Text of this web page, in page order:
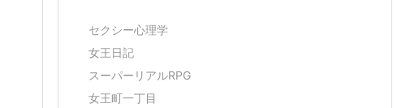
セクシー心理学
女王日記
スーパーリアルRPG
女王町一丁目